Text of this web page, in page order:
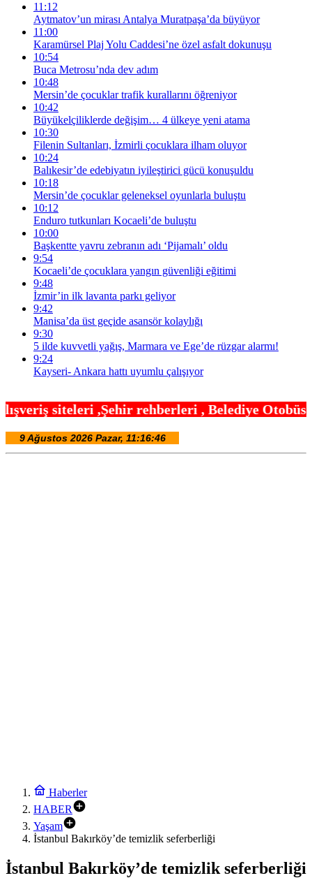
11:12
Aytmatov’un mirası Antalya Muratpaşa’da büyüyor
11:00
Karamürsel Plaj Yolu Caddesi’ne özel asfalt dokunuşu
10:54
Buca Metrosu’nda dev adım
10:48
Mersin’de çocuklar trafik kurallarını öğreniyor
10:42
Büyükelçiliklerde değişim… 4 ülkeye yeni atama
10:30
Filenin Sultanları, İzmirli çocuklara ilham oluyor
10:24
Balıkesir’de edebiyatın iyileştirici gücü konuşuldu
10:18
Mersin’de çocuklar geleneksel oyunlarla buluştu
10:12
Enduro tutkunları Kocaeli’de buluştu
10:00
Başkentte yavru zebranın adı ‘Pijamalı’ oldu
9:54
Kocaeli’de çocuklara yangın güvenliği eğitimi
9:48
İzmir’in ilk lavanta parkı geliyor
9:42
Manisa’da üst geçide asansör kolaylığı
9:30
5 ilde kuvvetli yağış, Marmara ve Ege’de rüzgar alarmı!
9:24
Kayseri- Ankara hattı uyumlu çalışıyor
,Şehir rehberleri , Belediye
Haberler
HABER
Yaşam
İstanbul Bakırköy’de temizlik seferberliği
İstanbul Bakırköy’de temizlik seferberliği